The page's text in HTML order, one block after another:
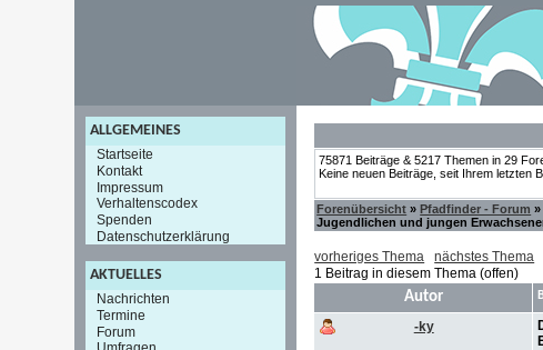
ALLGEMEINES
Startseite
Kontakt
Impressum
Verhaltenscodex
Spenden
Datenschutzerklärung
AKTUELLES
Nachrichten
Termine
Forum
75871 Beiträge & 5217 Themen in 29
Keine neuen Beiträge, seit Ihrem letzten
Forenübersicht »Pfadfinder - Forum
Jugendlichen und jungen
vorheriges Thema
nächstes Thema
1 Beitrag in diesem Thema (offen)
Autor
-ky